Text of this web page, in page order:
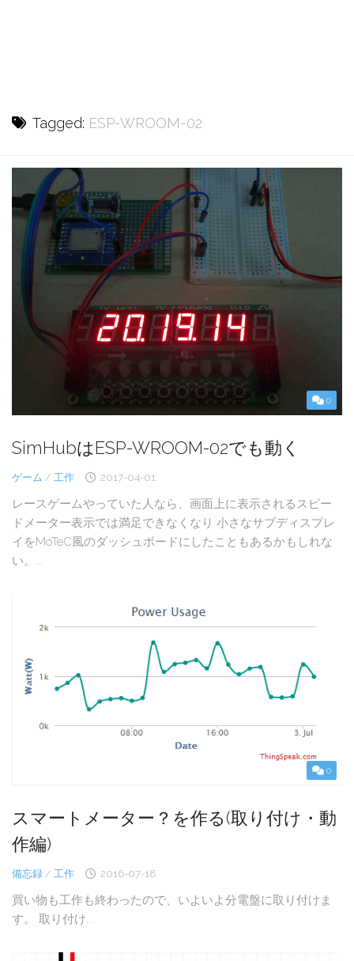
Tagged: ESP-WROOM-02
0
SimHubはESP-WROOM-02でも動く
ゲーム / 工作 2017-04-01
レースゲームやっていた人なら、画面上に表示されるスピー
ドメーター表示では満足できなくなり 小さなサブディスプレ
イをMoTeC風のダッシュボードにしたこともあるかもしれな
い。...
0
スマートメーター？を作る(取り付け・動
作編)
備忘録 / 工作 2016-07-18
買い物も工作も終わったので、いよいよ分電盤に取り付けま
す。 取り付け...